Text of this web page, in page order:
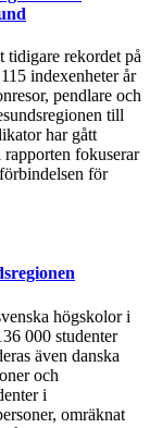
rekordet på
indexenheter år
pendlare och
till
har gått
fokuserar
för
högskolor i
000 studenter
även danska
och
i
omräknat